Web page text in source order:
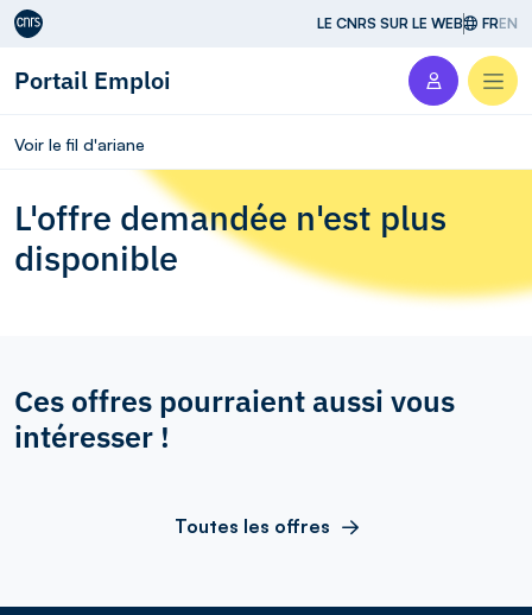
Aller au contenu LE CNRS SUR LE WEB FREN
Portail Emploi
Voir le fil d'ariane
L'offre demandée n'est plus
disponible
Ces offres pourraient aussi vous
intéresser !
Toutes les offres